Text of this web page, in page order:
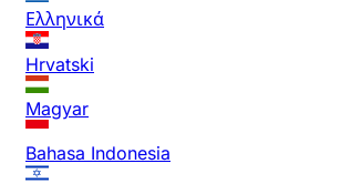
Ελληνικά
Hrvatski
Magyar
Bahasa Indonesia